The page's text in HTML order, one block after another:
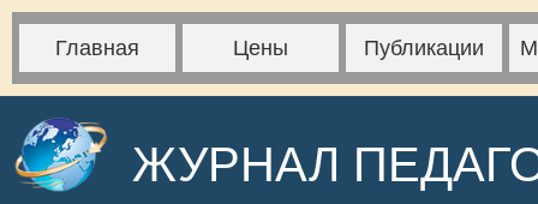
Главная Цены Публикации
ЖУРНАЛ